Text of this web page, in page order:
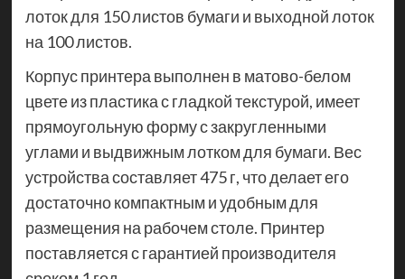
лоток для 150 листов бумаги и выходной лоток
на 100 листов.
Корпус принтера выполнен в матово-белом
цвете из пластика с гладкой текстурой, имеет
прямоугольную форму с закругленными
углами и выдвижным лотком для бумаги. Вес
устройства составляет 475 г, что делает его
достаточно компактным и удобным для
размещения на рабочем столе. Принтер
поставляется с гарантией производителя